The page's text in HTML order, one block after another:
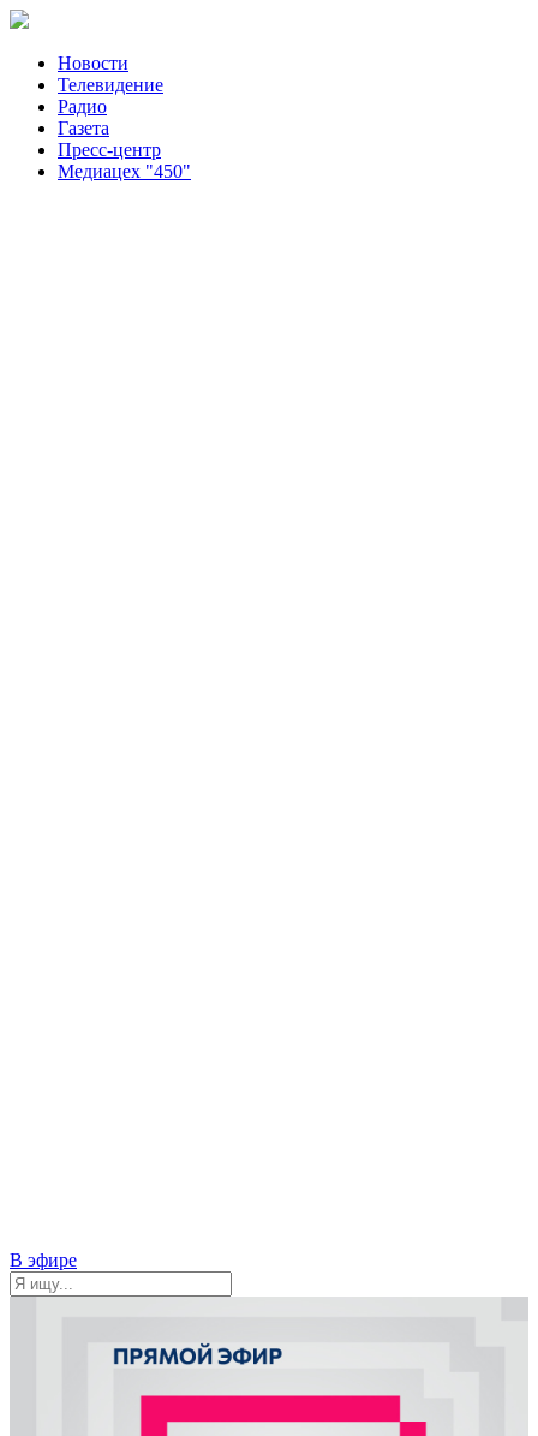
Новости
Телевидение
Радио
Газета
Пресс-центр
Медиацех "450"
В эфире